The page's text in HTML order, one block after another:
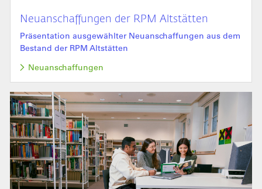
Neuanschaffungen der RPM Altstätten
Präsentation ausgewählter Neuanschaffungen aus dem
Bestand der RPM Altstätten
Neuanschaffungen
Bild